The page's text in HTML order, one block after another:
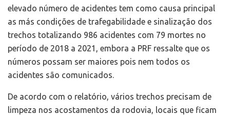
elevado número de acidentes tem como causa principal
as más condições de trafegabilidade e sinalização dos
trechos totalizando 986 acidentes com 79 mortes no
período de 2018 a 2021, embora a PRF ressalte que os
números possam ser maiores pois nem todos os
acidentes são comunicados.
De acordo com o relatório, vários trechos precisam de
limpeza nos acostamentos da rodovia, locais que ficam